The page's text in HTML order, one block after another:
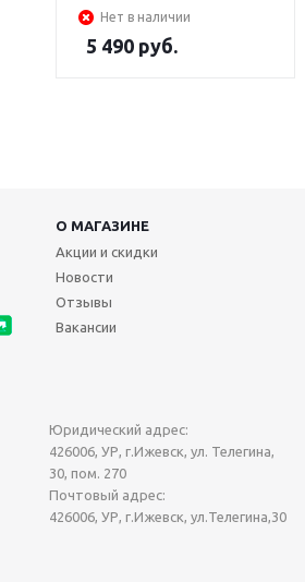
Нет в наличии
5 490 руб.
Юридический адрес:
426006, УР, г.Ижевск, ул. Телегина,
30, пом. 270
Почтовый адрес:
426006, УР, г.Ижевск, ул.Телегина,30
О МАГАЗИНЕ
Акции и скидки
Новости
Отзывы
Вакансии